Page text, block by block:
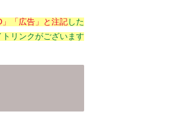
」「広告」と注記した
リンクがございます